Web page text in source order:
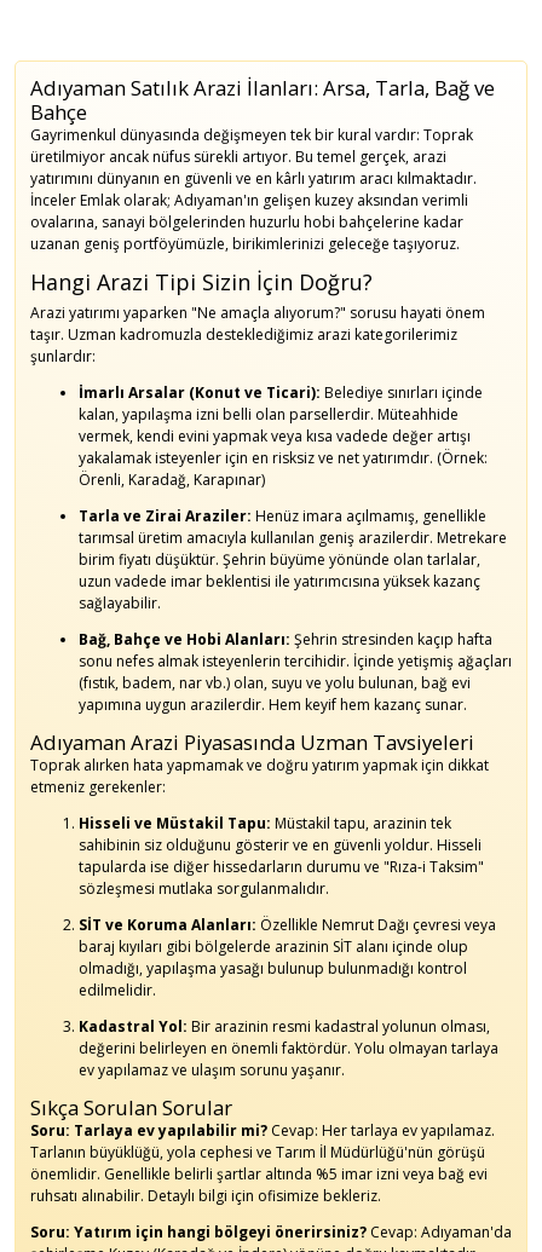
Adıyaman Satılık Arazi İlanları: Arsa, Tarla, Bağ ve
Bahçe
Gayrimenkul dünyasında değişmeyen tek bir kural vardır: Toprak
üretilmiyor ancak nüfus sürekli artıyor. Bu temel gerçek, arazi
yatırımını dünyanın en güvenli ve en kârlı yatırım aracı kılmaktadır.
İnceler Emlak olarak; Adıyaman'ın gelişen kuzey aksından verimli
ovalarına, sanayi bölgelerinden huzurlu hobi bahçelerine kadar
uzanan geniş portföyümüzle, birikimlerinizi geleceğe taşıyoruz.
Hangi Arazi Tipi Sizin İçin Doğru?
Arazi yatırımı yaparken "Ne amaçla alıyorum?" sorusu hayati önem
taşır. Uzman kadromuzla desteklediğimiz arazi kategorilerimiz
şunlardır:
İmarlı Arsalar (Konut ve Ticari): Belediye sınırları içinde
kalan, yapılaşma izni belli olan parsellerdir. Müteahhide
vermek, kendi evini yapmak veya kısa vadede değer artışı
yakalamak isteyenler için en risksiz ve net yatırımdır. (Örnek:
Örenli, Karadağ, Karapınar)
Tarla ve Zirai Araziler: Henüz imara açılmamış, genellikle
tarımsal üretim amacıyla kullanılan geniş arazilerdir. Metrekare
birim fiyatı düşüktür. Şehrin büyüme yönünde olan tarlalar,
uzun vadede imar beklentisi ile yatırımcısına yüksek kazanç
sağlayabilir.
Bağ, Bahçe ve Hobi Alanları: Şehrin stresinden kaçıp hafta
sonu nefes almak isteyenlerin tercihidir. İçinde yetişmiş ağaçları
(fıstık, badem, nar vb.) olan, suyu ve yolu bulunan, bağ evi
yapımına uygun arazilerdir. Hem keyif hem kazanç sunar.
Adıyaman Arazi Piyasasında Uzman Tavsiyeleri
Toprak alırken hata yapmamak ve doğru yatırım yapmak için dikkat
etmeniz gerekenler:
Hisseli ve Müstakil Tapu: Müstakil tapu, arazinin tek
sahibinin siz olduğunu gösterir ve en güvenli yoldur. Hisseli
tapularda ise diğer hissedarların durumu ve "Rıza-i Taksim"
sözleşmesi mutlaka sorgulanmalıdır.
SİT ve Koruma Alanları: Özellikle Nemrut Dağı çevresi veya
baraj kıyıları gibi bölgelerde arazinin SİT alanı içinde olup
olmadığı, yapılaşma yasağı bulunup bulunmadığı kontrol
edilmelidir.
Kadastral Yol: Bir arazinin resmi kadastral yolunun olması,
değerini belirleyen en önemli faktördür. Yolu olmayan tarlaya
ev yapılamaz ve ulaşım sorunu yaşanır.
Sıkça Sorulan Sorular
Soru: Tarlaya ev yapılabilir mi? Cevap: Her tarlaya ev yapılamaz.
Tarlanın büyüklüğü, yola cephesi ve Tarım İl Müdürlüğü'nün görüşü
önemlidir. Genellikle belirli şartlar altında %5 imar izni veya bağ evi
ruhsatı alınabilir. Detaylı bilgi için ofisimize bekleriz.
Soru: Yatırım için hangi bölgeyi önerirsiniz? Cevap: Adıyaman'da